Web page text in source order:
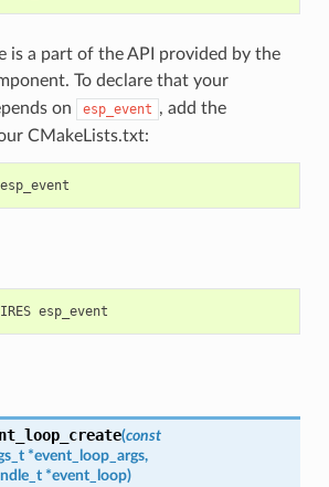
is a part of the API provided by the
To declare that your
on
esp_event , add the
CMakeLists.txt:
(const
*event_loop_args,
*event_loop)